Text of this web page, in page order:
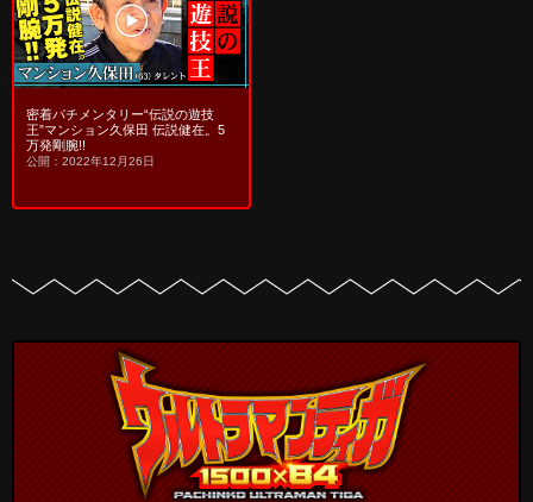
密着パチメンタリー“伝説の遊技
王”マンション久保田 伝説健在。5
万発剛腕!!
公開：2022年12月26日